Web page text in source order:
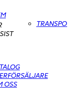
OSS